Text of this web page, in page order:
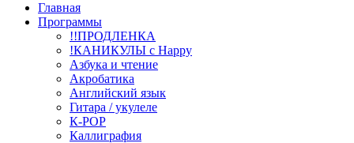
Главная
Программы
!!ПРОДЛЕНКА
!КАНИКУЛЫ с Happy
Азбука и чтение
Акробатика
Английский язык
Гитара / укулеле
К-РОР
Каллиграфия